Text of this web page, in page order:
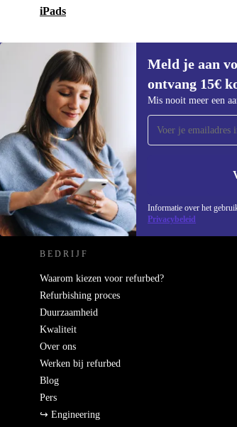
iPads
Meld je aan
ontvang 15€
Mis nooit meer een
Informatie over het
Privacybeleid
Meld je aan voor onze
ontvang €15 korting!
Mis nooit meer een
REFURBED NEDERLAND -
BEDRIJF
Waarom kiezen voor refurbed?
Refurbishing proces
Duurzaamheid
Kwaliteit
Over ons
Werken bij refurbed
Blog
Pers
↪ Engineering